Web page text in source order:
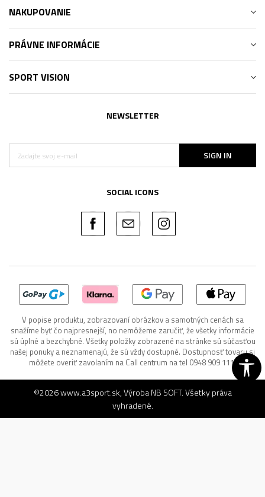
NAKUPOVANIE
PRÁVNE INFORMÁCIE
SPORT VISION
NEWSLETTER
SIGN IN
SOCIAL ICONS
V popise produktu, zobrazovaní obrázkov a samotných cenách sa
snažíme byť čo najpresnejší, no nemôžeme zaručiť, že všetky informácie
sú úplné a bezchybné. Všetky položky zobrazené na stránke sú súčasťou
našej ponuky a neznamenajú, že sú vždy dostupné. Dostupnosť tovaru si
môžete overiť zavolaním na Call centrum na tel 0948 909 111.
©2026www.a3sport.sk, VýrobaNB SOFT. Všetky práva
vyhradené.